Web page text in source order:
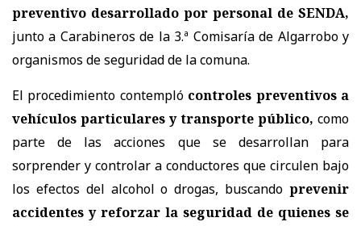
preventivo desarrollado por personal de SENDA,
junto a Carabineros de la 3.ª Comisaría de Algarrobo y
organismos de seguridad de la comuna.
El procedimiento contempló controles preventivos a
vehículos particulares y transporte público, como
parte de las acciones que se desarrollan para
sorprender y controlar a conductores que circulen bajo
los efectos del alcohol o drogas, buscando prevenir
accidentes y reforzar la seguridad de quienes se